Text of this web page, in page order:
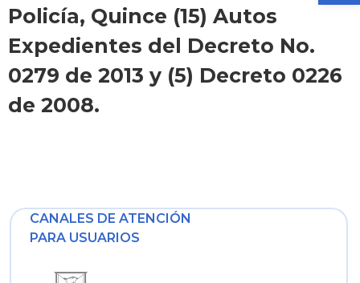
Policía, Quince (15) Autos
Expedientes del Decreto No.
0279 de 2013 y (5) Decreto 0226
de 2008.
CANALES DE ATENCIÓN
PARA USUARIOS